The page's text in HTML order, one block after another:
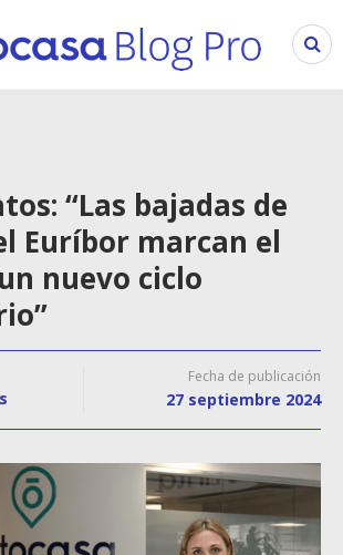
“Las bajadas de
Euríbor marcan el
nuevo ciclo
Fecha de publicación
27 septiembre 2024